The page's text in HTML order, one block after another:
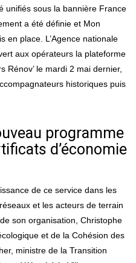
unifiés sous la bannière France
a été définie et Mon
en place. L’Agence nationale
aux opérateurs la plateforme
Rénov’ le mardi 2 mai dernier,
historiques puis
programme
d’économie
de ce service dans les
et les acteurs de terrain
son organisation, Christophe
et de la Cohésion des
ministre de la Transition